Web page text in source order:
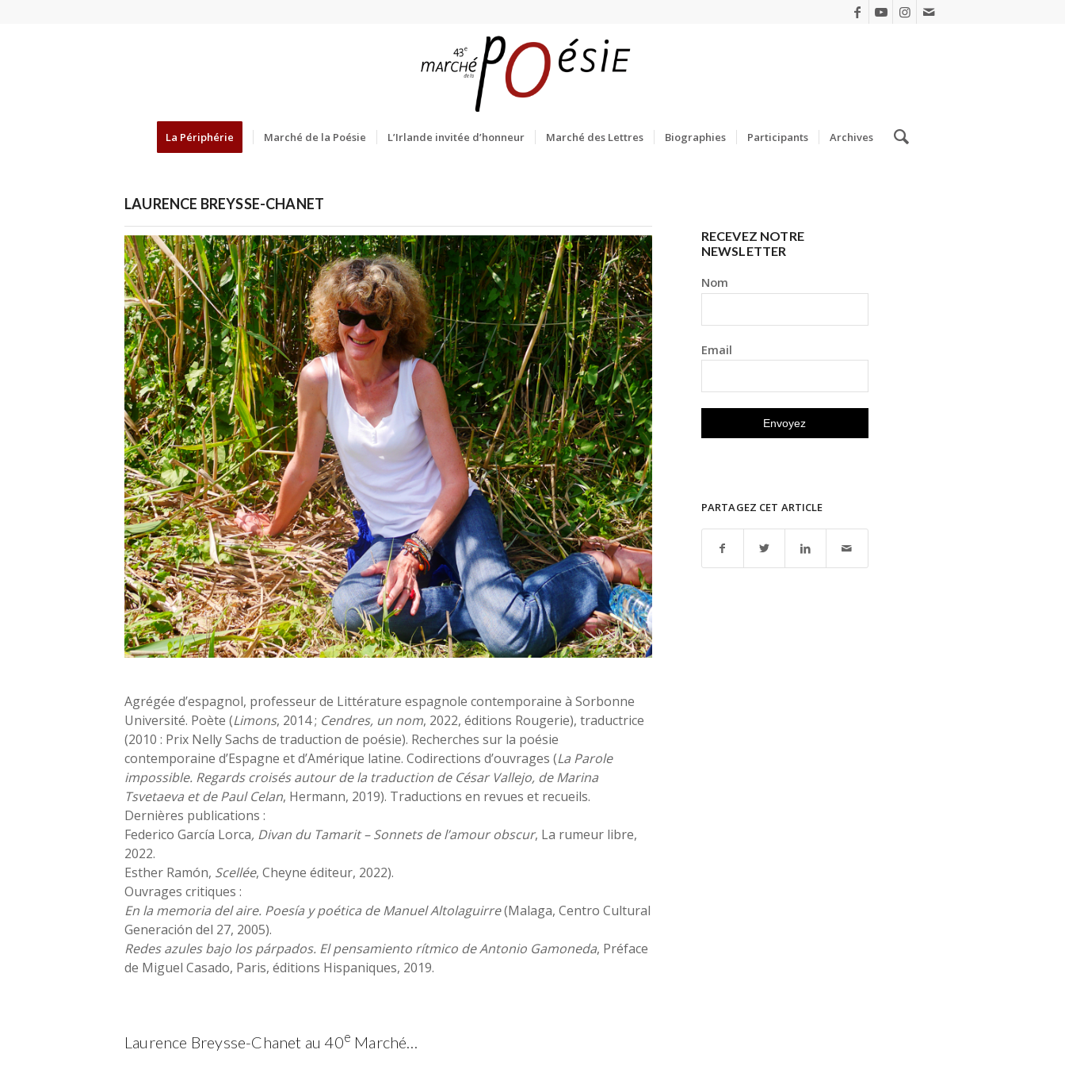
La Périphérie Marché de la Poésie L’Irlande invitée d’honneur Marché des Lettres Biographies Participants Archives
LAURENCE BREYSSE-CHANET
Laurence Breysse-Chanet. Photo D.R.
Agrégée d’espagnol, professeur de Littérature espagnole contemporaine à Sorbonne
Université. Poète (Limons, 2014 ; Cendres, un nom, 2022, éditions Rougerie), traductrice
(2010 : Prix Nelly Sachs de traduction de poésie). Recherches sur la poésie
contemporaine d’Espagne et d’Amérique latine. Codirections d’ouvrages (La Parole
impossible. Regards croisés autour de la traduction de César Vallejo, de Marina
Tsvetaeva et de Paul Celan, Hermann, 2019). Traductions en revues et recueils.
Dernières publications :
Federico García Lorca, Divan du Tamarit – Sonnets de l’amour obscur, La rumeur libre,
2022.
Esther Ramón, Scellée, Cheyne éditeur, 2022).
Ouvrages critiques :
En la memoria del aire. Poesía y poética de Manuel Altolaguirre(Malaga, Centro Cultural
Generación del 27, 2005).
Redes azules bajo los párpados. El pensamiento rítmico de Antonio Gamoneda, Préface
de Miguel Casado, Paris, éditions Hispaniques, 2019.
RECEVEZ NOTRE
NEWSLETTER
Nom
Email
PARTAGEZ CET ARTICLE
Laurence Breysse-Chanet au 40e Marché…